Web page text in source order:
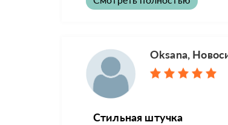
Oksana,
Стильная штучка